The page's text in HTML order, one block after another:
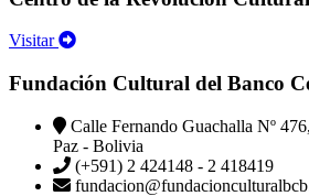
Visitar
Fundación Cultural del Banco
Calle Fernando Guachalla Nº
Paz - Bolivia
(+591) 2 424148 - 2 418419